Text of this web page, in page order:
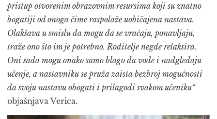
pristup otvorenim obrazovnim resursima koji su znatno
bogatiji od onoga čime raspolaže uobičajena nastava.
Olakšava u smislu da mogu da se vraćaju, ponavljaju,
traže ono što im je potrebno. Roditelje negde relaksira.
Oni sada mogu onako samo blago da vode i nadgledaju
učenje, a nastavniku se pruža zaista bezbroj mogućnosti
da svoju nastavu obogati i prilagodi svakom učeniku“
objašnjava Verica.